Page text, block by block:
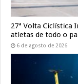
27ª Volta Ciclística
atletas de todo o
6 de agosto de 2026